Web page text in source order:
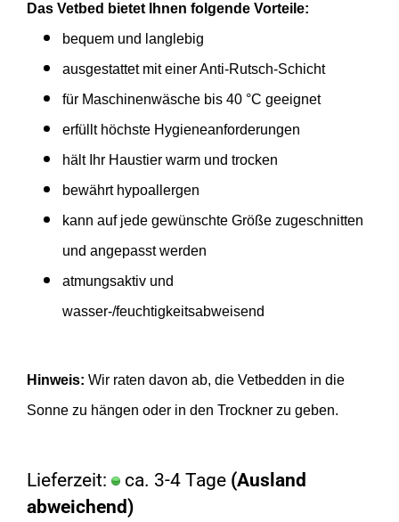
Das Vetbed bietet Ihnen folgende Vorteile:
bequem und langlebig
ausgestattet mit einer Anti-Rutsch-Schicht
für Maschinenwäsche bis 40 °C geeignet
erfüllt höchste Hygieneanforderungen
hält Ihr Haustier warm und trocken
bewährt hypoallergen
kann auf jede gewünschte Größe zugeschnitten
und angepasst werden
atmungsaktiv und
wasser-/feuchtigkeitsabweisend
Hinweis: Wir raten davon ab, die Vetbedden in die
Sonne zu hängen oder in den Trockner zu geben.
Lieferzeit: ca. 3-4 Tage (Ausland
abweichend)